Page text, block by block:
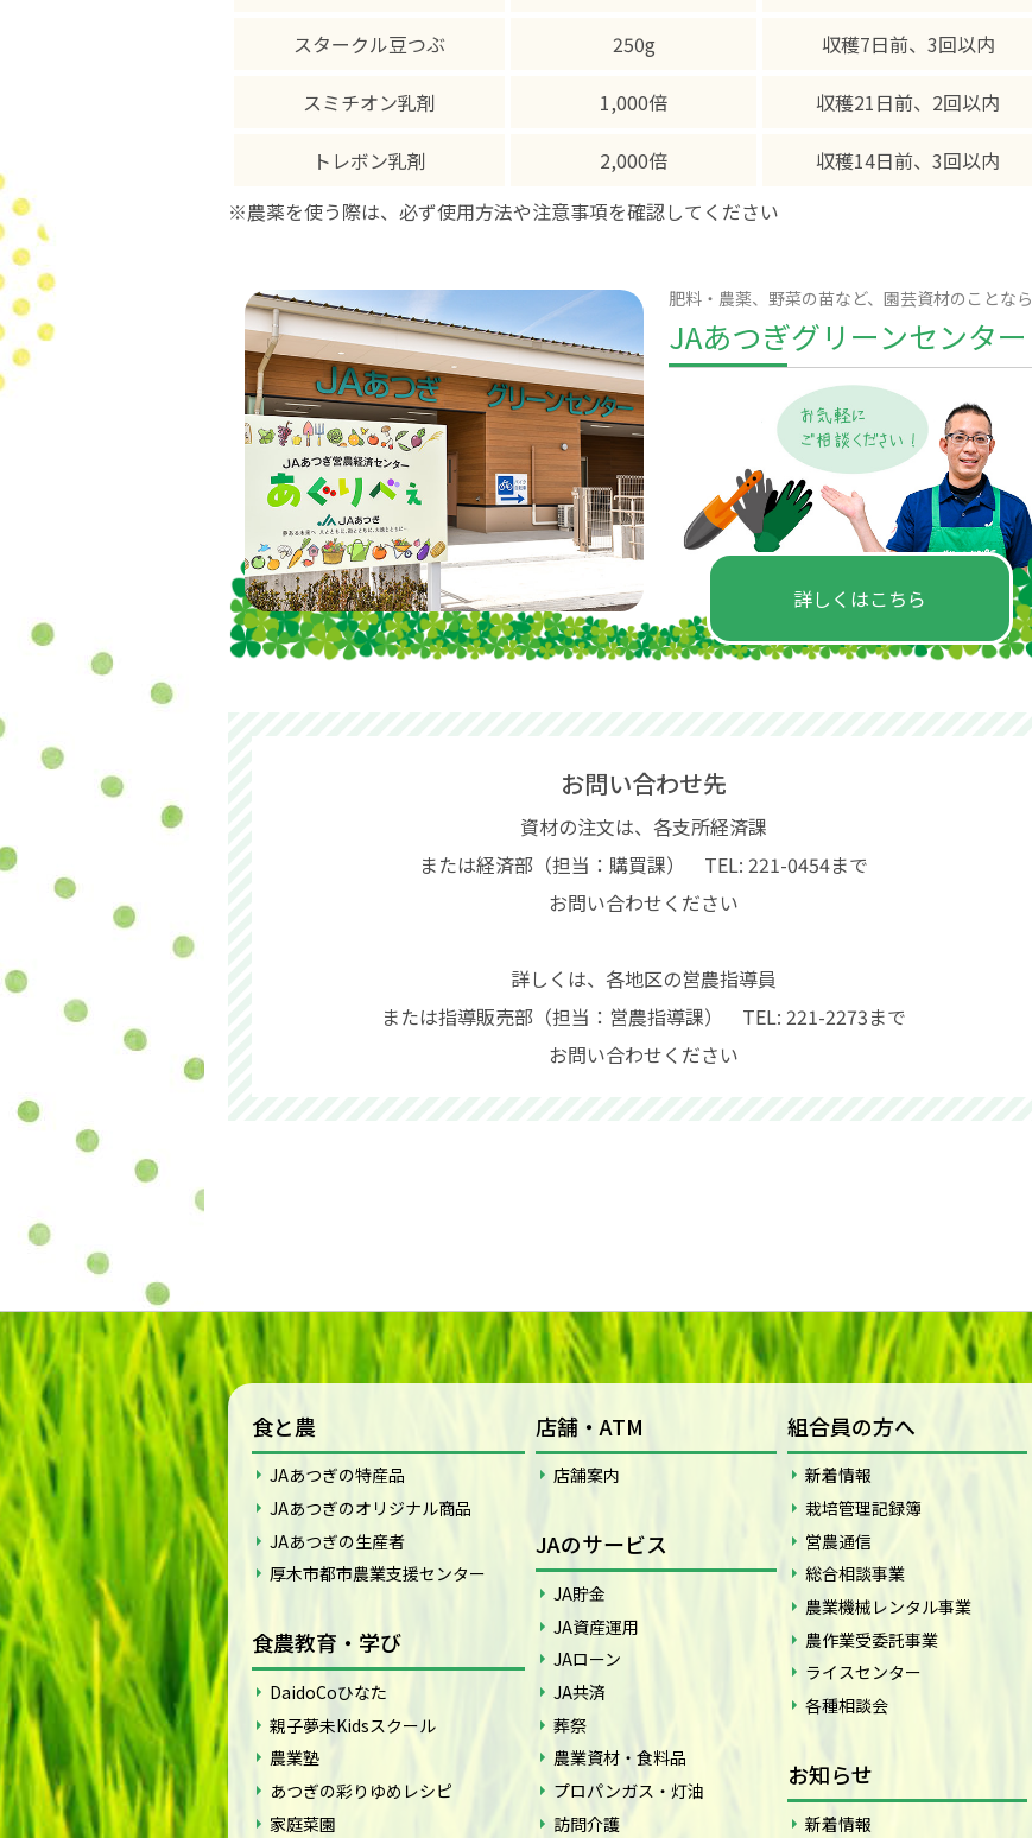
スタークル豆つぶ 250g 収穫7日前、3回以内
スミチオン乳剤 1,000倍 収穫21日前、2回以内
トレボン乳剤 2,000倍
収穫14日前、3回以内
※農薬を使う際は、必ず使用方法や注意事項を確認してください
肥料・農薬、野菜の苗など、園芸資材のことなら
JAあつぎグリーンセンター
詳しくはこちら
お問い合わせ先
資材の注文は、各支所経済課
または経済部（担当：購買課） TEL: 221-0454まで
お問い合わせください
詳しくは、各地区の営農指導員
または指導販売部（担当：営農指導課） TEL: 221-2273まで
お問い合わせください
食と農
JAあつぎの特産品
JAあつぎのオリジナル商品
JAあつぎの生産者
厚木市都市農業支援センター
食農教育・学び
DaidoCoひなた
親子夢未Kidsスクール
農業塾
あつぎの彩りゆめレシピ
家庭菜園
店舗・ATM
店舗案内
JAのサービス
JA貯金
JA資産運用
JAローン
JA共済
葬祭
農業資材・食料品
プロパンガス・灯油
訪問介護
組合員の方へ
新着情報
栽培管理記録簿
営農通信
総合相談事業
農業機械レンタル事業
農作業受委託事業
ライスセンター
各種相談会
お知らせ
新着情報